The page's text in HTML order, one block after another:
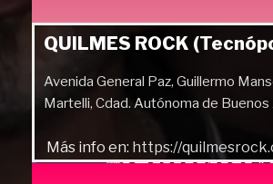
QUILMES ROCK
Avenida General Paz, Guillermo
Martelli, Cdad. Autónoma de Buenos
Más info en: https://